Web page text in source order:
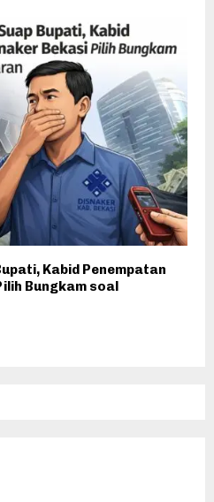
Kabid Penempatan
Bungkam soal